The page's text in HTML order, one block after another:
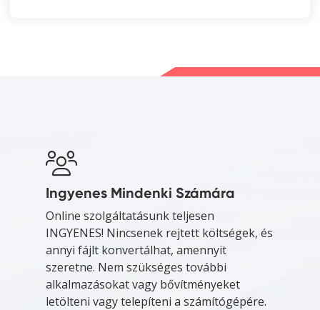
Ingyenes Mindenki Számára
Online szolgáltatásunk teljesen
INGYENES! Nincsenek rejtett költségek, és
annyi fájlt konvertálhat, amennyit
szeretne. Nem szükséges további
alkalmazásokat vagy bővítményeket
letölteni vagy telepíteni a számítógépére.